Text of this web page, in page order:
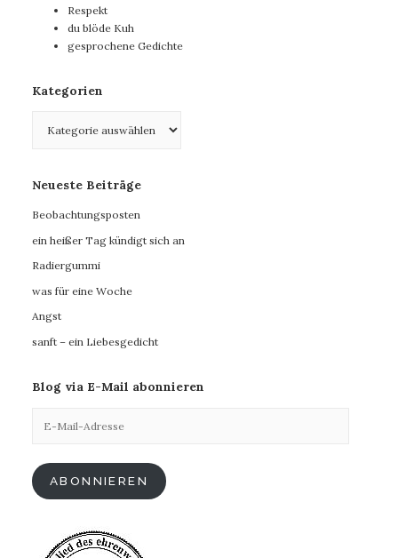
Respekt
du blöde Kuh
gesprochene Gedichte
Kategorien
Neueste Beiträge
Beobachtungsposten
ein heißer Tag kündigt sich an
Radiergummi
was für eine Woche
Angst
sanft – ein Liebesgedicht
Blog via E-Mail abonnieren
Mail-
ABONNIEREN